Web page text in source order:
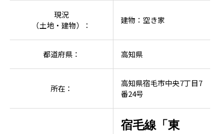
現況
（土地・建物）：
建物：空き家
都道府県： 高知県
所在：
高知県宿毛市中央7丁目7
番24号
宿毛線「東